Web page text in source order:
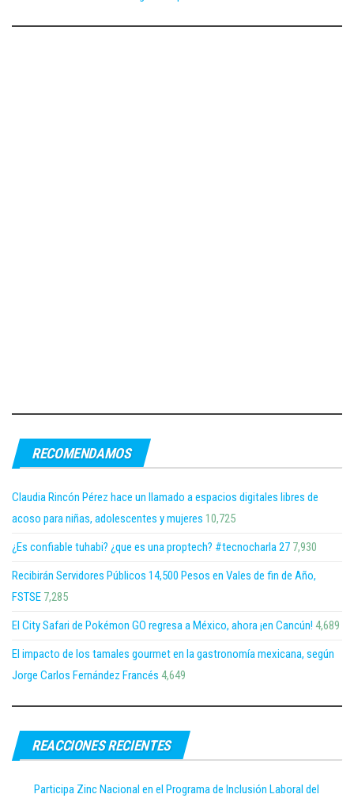
RECOMENDAMOS
Claudia Rincón Pérez hace un llamado a espacios digitales libres de
acoso para niñas, adolescentes y mujeres 10,725
¿Es confiable tuhabi? ¿que es una proptech? #tecnocharla 27 7,930
Recibirán Servidores Públicos 14,500 Pesos en Vales de fin de Año,
FSTSE 7,285
El City Safari de Pokémon GO regresa a México, ahora ¡en Cancún! 4,689
El impacto de los tamales gourmet en la gastronomía mexicana, según
Jorge Carlos Fernández Francés 4,649
REACCIONES RECIENTES
Participa Zinc Nacional en el Programa de Inclusión Laboral del